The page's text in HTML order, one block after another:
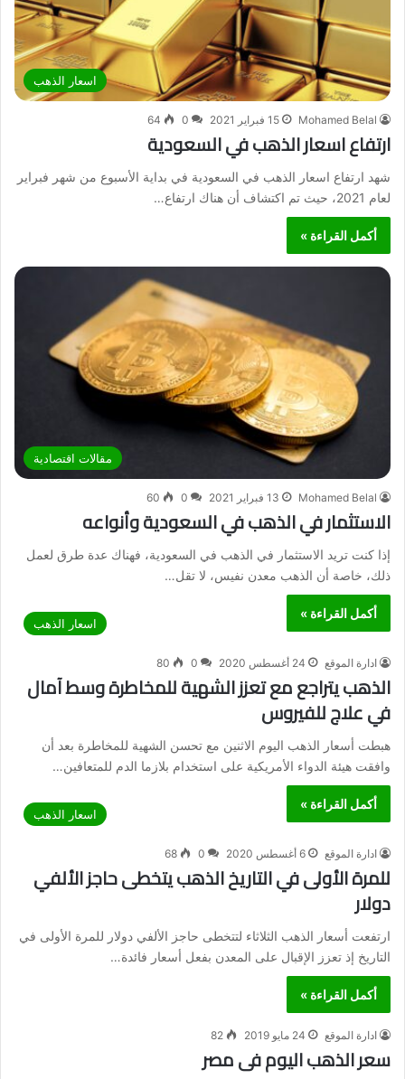
اسعار الذهب
Mohamed Belal 15 فبراير 2021 0
64
ارتفاع اسعار الذهب في السعودية
شهد ارتفاع اسعار الذهب في السعودية في بداية الأسبوع من شهر فبراير
لعام 2021، حيث تم اكتشاف أن هناك ارتفاع…
أكمل القراءة »
مقالات اقتصادية
Mohamed Belal 13 فبراير 2021 0
60
الاستثمار في الذهب في السعودية وأنواعه
إذا كنت تريد الاستثمار في الذهب في السعودية، فهناك عدة طرق لعمل
ذلك، خاصة أن الذهب معدن نفيس، لا تقل…
أكمل القراءة »
اسعار الذهب
ادارة الموقع 24 أغسطس 2020 0
80
الذهب يتراجع مع تعزز الشهية للمخاطرة وسط آمال
في علاج للفيروس
هبطت أسعار الذهب اليوم الاثنين مع تحسن الشهية للمخاطرة بعد أن
وافقت هيئة الدواء الأمريكية على استخدام بلازما الدم للمتعافين…
أكمل القراءة »
اسعار الذهب
ادارة الموقع 6 أغسطس 2020 0
68
للمرة الأولى في التاريخ الذهب يتخطى حاجز الألفي
دولار
ارتفعت أسعار الذهب الثلاثاء لتتخطى حاجز الألفي دولار للمرة الأولى في
التاريخ إذ تعزز الإقبال على المعدن بفعل أسعار فائدة…
أكمل القراءة »
ادارة الموقع 24 مايو 2019 82
سعر الذهب اليوم فى مصر